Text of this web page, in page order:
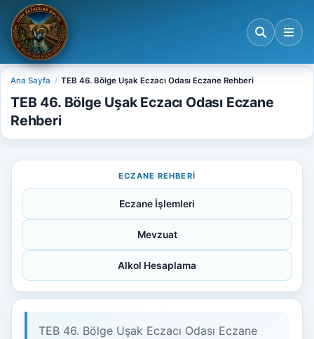
Ana Sayfa TEB 46. Bölge Uşak Eczacı Odası Eczane Rehberi
TEB 46. Bölge Uşak Eczacı Odası Eczane
Rehberi
ECZANE REHBERI
Eczane İşlemleri
Mevzuat
Alkol Hesaplama
TEB 46. Bölge Uşak Eczacı Odası Eczane